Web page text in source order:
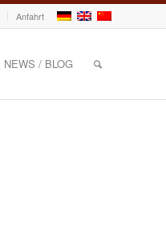
Anfahrt
NEWS / BLOG